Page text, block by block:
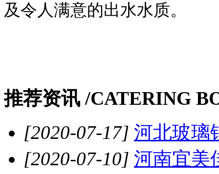
及令人满意的出水水质。
推荐资讯 /CATERING
[2020-07-17] 河北玻璃
[2020-07-10] 河南宜美